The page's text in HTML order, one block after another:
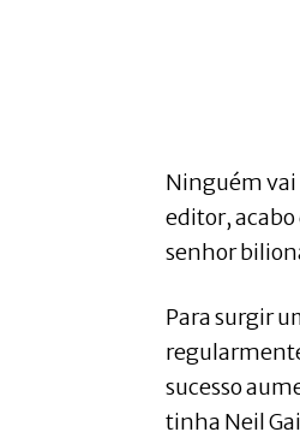
Ninguém vai
editor, acabo
senhor
Para surgir
sucesso
tinha Neil